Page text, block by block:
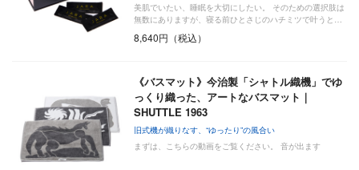
美肌でいたい、睡眠を大切にしたい。 そのための選択肢は
無数にありますが、寝る前ひとさじのハチミツで叶うと…
8,640円（税込）
《バスマット》今治製「シャトル織機」でゆ
っくり織った、アートなバスマット｜
SHUTTLE 1963
旧式機が織りなす、“ゆったり”の風合い
まずは、こちらの動画をご覧ください。 音が出ます